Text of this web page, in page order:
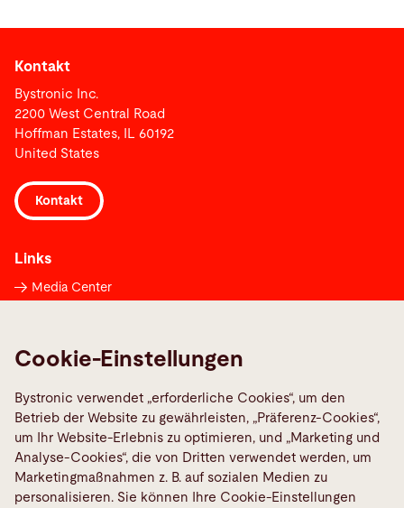
Kontakt
Bystronic Inc.
2200 West Central Road
Hoffman Estates, IL 60192
United States
Kontakt
Links
Media Center
Social Media
Cookie-Einstellungen
Bystronic verwendet „erforderliche Cookies“, um den
Betrieb der Website zu gewährleisten, „Präferenz-Cookies“,
um Ihr Website-Erlebnis zu optimieren, und „Marketing und
Analyse-Cookies“, die von Dritten verwendet werden, um
Marketingmaßnahmen z. B. auf sozialen Medien zu
personalisieren. Sie können Ihre Cookie-Einstellungen